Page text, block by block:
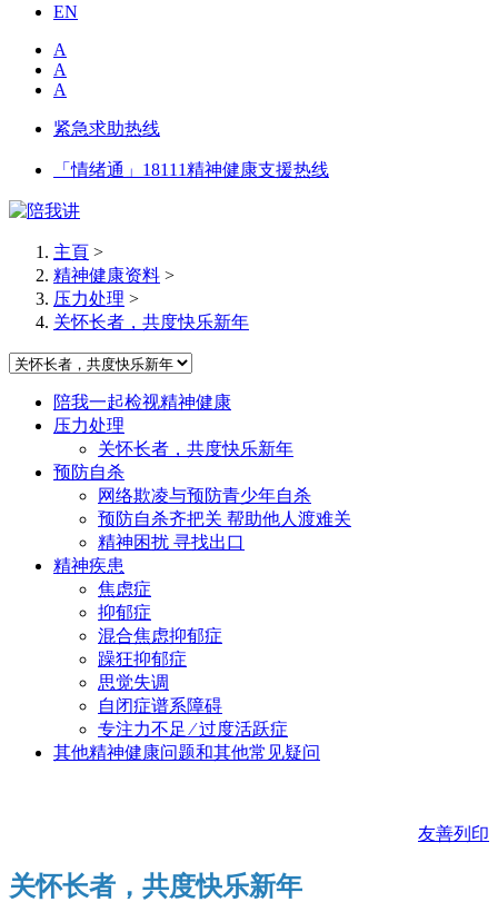
EN
A
A
A
紧急求助热线
「情绪通」18111精神健康支援热线
主頁 >
精神健康资料 >
压力处理 >
关怀长者，共度快乐新年
陪我一起检视精神健康
压力处理
关怀长者，共度快乐新年
预防自杀
网络欺凌与预防青少年自杀
预防自杀齐把关 帮助他人渡难关
精神困扰 寻找出口
精神疾患
焦虑症
抑郁症
混合焦虑抑郁症
躁狂抑郁症
思觉失调
自闭症谱系障碍
专注力不足 ∕ 过度活跃症
其他精神健康问题和其他常见疑问
友善列印
关怀长者，共度快乐新年